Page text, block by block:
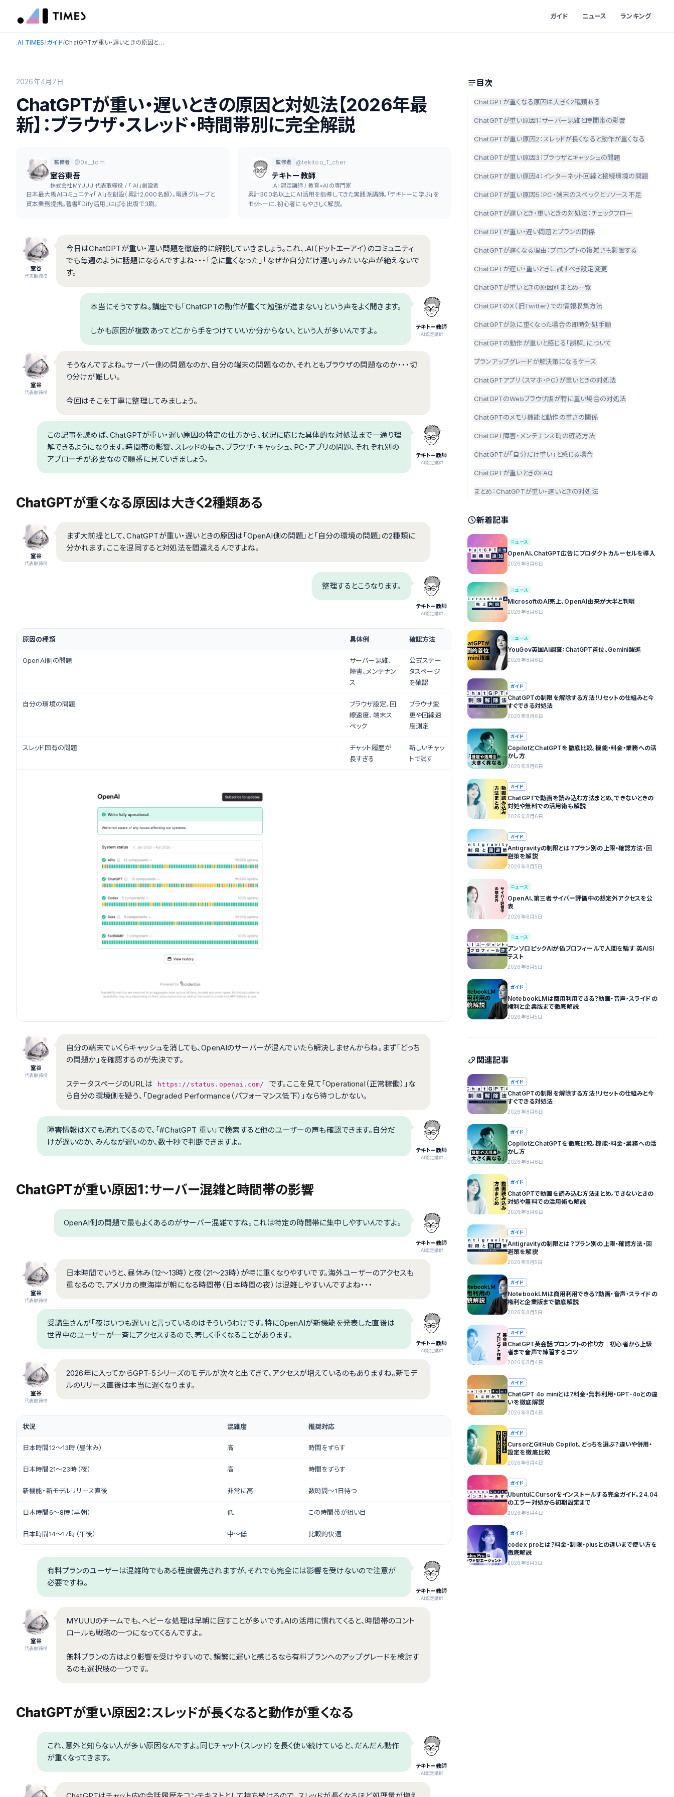
ガイド ニュース ランキング
.AI TIMES/ガイド/ ChatGPTが重い・遅いときの原因と対処法【2026年最新】：ブラウザ・スレッド・時間帯別に完全解説
2026年4月7日
ChatGPTが重い・遅いときの原因と対処法【2026年最
新】：ブラウザ・スレッド・時間帯別に完全解説
監修者 @0x__tom
室谷東吾
株式会社MYUUU 代表取締役 / 「.AI」創設者
日本最大級AIコミュニティ「.AI」を創設（累計2,000名超）。電通グループと
資本業務提携。著書『Dify活用』はぱる出版で3刷。
監修者 @tekitoo_T_cher
テキトー教師
.AI 認定講師 / 教育×AIの専門家
累計300名以上にAI活用を指導してきた実践派講師。「テキトーに学ぶ」を
モットーに、初心者にもやさしく解説。
室谷
代表取締役
今日はChatGPTが重い・遅い問題を徹底的に解説していきましょう。これ、.AI（ドットエーアイ）のコミュニティ
でも毎週のように話題になるんですよね・・・「急に重くなった」「なぜか自分だけ遅い」みたいな声が絶えないで
す。
テキトー教師
.AI認定講師
本当にそうですね。講座でも「ChatGPTの動作が重くて勉強が進まない」という声をよく聞きます。
しかも原因が複数あってどこから手をつけていいか分からない、という人が多いんですよ。
室谷
代表取締役
そうなんですよね。サーバー側の問題なのか、自分の端末の問題なのか、それともブラウザの問題なのか・・・切
り分けが難しい。
今回はそこを丁寧に整理してみましょう。
テキトー教師
.AI認定講師
この記事を読めば、ChatGPTが重い・遅い原因の特定の仕方から、状況に応じた具体的な対処法まで一通り理
解できるようになります。時間帯の影響、スレッドの長さ、ブラウザ・キャッシュ、PC・アプリの問題、それぞれ別の
アプローチが必要なので順番に見ていきましょう。
ChatGPTが重くなる原因は大きく2種類ある
室谷
代表取締役
まず大前提として、ChatGPTが重い・遅いときの原因は「OpenAI側の問題」と「自分の環境の問題」の2種類に
分かれます。ここを混同すると対処法を間違えるんですよね。
テキトー教師
.AI認定講師
整理するとこうなります。
原因の種類 具体例 確認方法
OpenAI側の問題
サーバー混雑、
障害、メンテナン
ス
公式ステー
タスページ
を確認
自分の環境の問題
ブラウザ設定、回
線速度、端末ス
ペック
ブラウザ変
更や回線速
度測定
スレッド固有の問題
チャット履歴が
長すぎる
新しいチャッ
トで試す
室谷
代表取締役
自分の端末でいくらキャッシュを消しても、OpenAIのサーバーが混んでいたら解決しませんからね。まず「どっち
の問題か」を確認するのが先決です。
ステータスページのURLは https://status.openai.com/
です。ここを見て「Operational（正常稼働）」な
ら自分の環境側を疑う、「Degraded Performance（パフォーマンス低下）」なら待つしかない。
テキトー教師
.AI認定講師
障害情報はXでも流れてくるので、「#ChatGPT 重い」で検索すると他のユーザーの声も確認できます。自分だ
けが遅いのか、みんなが遅いのか、数十秒で判断できますよ。
ChatGPTが重い原因1：サーバー混雑と時間帯の影響
テキトー教師
.AI認定講師
OpenAI側の問題で最もよくあるのがサーバー混雑ですね。これは特定の時間帯に集中しやすいんですよ。
室谷
代表取締役
日本時間でいうと、昼休み（12〜13時）と夜（21〜23時）が特に重くなりやすいです。海外ユーザーのアクセスも
重なるので、アメリカの東海岸が朝になる時間帯（日本時間の夜）は混雑しやすいんですよね・・・
テキトー教師
.AI認定講師
受講生さんが「夜はいつも遅い」と言っているのはそういうわけです。特にOpenAIが新機能を発表した直後は
世界中のユーザーが一斉にアクセスするので、著しく重くなることがあります。
室谷
代表取締役
2026年に入ってからGPT-5シリーズのモデルが次々と出てきて、アクセスが増えているのもありますね。新モデ
ルのリリース直後は本当に遅くなります。
状況 混雑度 推奨対応
日本時間12〜13時（昼休み） 高 時間をずらす
日本時間21〜23時（夜） 高 時間をずらす
新機能・新モデルリリース直後 非常に高 数時間〜1日待つ
日本時間6〜8時（早朝） 低 この時間帯が狙い目
日本時間14〜17時（午後） 中〜低 比較的快適
テキトー教師
.AI認定講師
有料プランのユーザーは混雑時でもある程度優先されますが、それでも完全には影響を受けないので注意が
必要ですね。
室谷
代表取締役
MYUUUのチームでも、ヘビーな処理は早朝に回すことが多いです。AIの活用に慣れてくると、時間帯のコント
ロールも戦略の一つになってくるんですよ。
無料プランの方はより影響を受けやすいので、頻繁に遅いと感じるなら有料プランへのアップグレードを検討す
るのも選択肢の一つです。
ChatGPTが重い原因2：スレッドが長くなると動作が重くなる
テキトー教師
.AI認定講師
これ、意外と知らない人が多い原因なんですよ。同じチャット（スレッド）を長く使い続けていると、だんだん動作
が重くなってきます。
目次
ChatGPTが重くなる原因は大きく2種類ある
ChatGPTが重い原因1：サーバー混雑と時間帯の影響
ChatGPTが重い原因2：スレッドが長くなると動作が重くなる
ChatGPTが重い原因3：ブラウザとキャッシュの問題
ChatGPTが重い原因4：インターネット回線と接続環境の問題
ChatGPTが重い原因5：PC・端末のスペックとリソース不足
ChatGPTが遅いとき・重いときの対処法：チェックフロー
ChatGPTが重い・遅い問題とプランの関係
ChatGPTが遅くなる理由：プロンプトの複雑さも影響する
ChatGPTが遅い・重いときに試すべき設定変更
ChatGPTが重いときの原因別まとめ一覧
ChatGPTのX（旧Twitter）での情報収集方法
ChatGPTが急に重くなった場合の即時対処手順
ChatGPTの動作が重いと感じる「誤解」について
プランアップグレードが解決策になるケース
ChatGPTアプリ（スマホ・PC）が重いときの対処法
ChatGPTのWebブラウザ版が特に重い場合の対処法
ChatGPTのメモリ機能と動作の重さの関係
ChatGPT障害・メンテナンス時の確認方法
ChatGPTが「自分だけ重い」と感じる場合
ChatGPTが重いときのFAQ
まとめ：ChatGPTが重い・遅いときの対処法
新着記事
ニュース
OpenAI、ChatGPT広告にプロダクトカルーセルを導入
2026年8月6日
ニュース
MicrosoftのAI売上、OpenAI由来が大半と判明
2026年8月6日
ニュース
YouGov英国AI調査：ChatGPT首位、Gemini躍進
2026年8月6日
ガイド
ChatGPTの制限を解除する方法！リセットの仕組みと今
すぐできる対処法
2026年8月6日
ガイド
CopilotとChatGPTを徹底比較。機能・料金・業務への活
かし方
2026年8月6日
ガイド
ChatGPTで動画を読み込む方法まとめ。できないときの
対処や無料での活用術も解説
2026年8月6日
ガイド
Antigravityの制限とは？プラン別の上限・確認方法・回
避策を解説
2026年8月5日
ニュース
OpenAI、第三者サイバー評価中の想定外アクセスを公
表
2026年8月5日
ニュース
アンソロピックAIが偽プロフィールで人間を騙す 英AISI
テスト
2026年8月5日
ガイド
NotebookLMは商用利用できる？動画・音声・スライドの
権利と企業版まで徹底解説
2026年8月5日
関連記事
ガイド
ChatGPTの制限を解除する方法！リセットの仕組みと今
すぐできる対処法
2026年8月6日
ガイド
CopilotとChatGPTを徹底比較。機能・料金・業務への活
かし方
2026年8月6日
ガイド
ChatGPTで動画を読み込む方法まとめ。できないときの
対処や無料での活用術も解説
2026年8月6日
ガイド
Antigravityの制限とは？プラン別の上限・確認方法・回
避策を解説
2026年8月5日
ガイド
NotebookLMは商用利用できる？動画・音声・スライドの
権利と企業版まで徹底解説
2026年8月5日
ガイド
ChatGPT英会話プロンプトの作り方｜初心者から上級
者まで音声で練習するコツ
2026年8月4日
ガイド
ChatGPT 4o miniとは？料金・無料利用・GPT-4oとの違
いを徹底解説
2026年8月4日
ガイド
CursorとGitHub Copilot、どっちを選ぶ？違いや併用・
設定を徹底比較
2026年8月4日
ガイド
UbuntuにCursorをインストールする完全ガイド。24.04
のエラー対処から初期設定まで
2026年8月4日
ガイド
codex proとは？料金・制限・plusとの違いまで使い方を
徹底解説
2026年8月3日